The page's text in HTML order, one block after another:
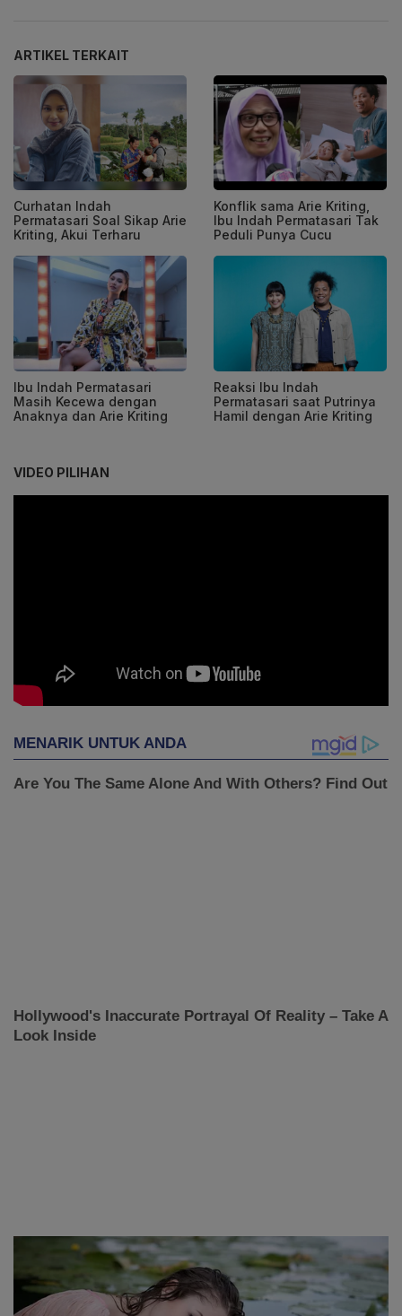
ARTIKEL TERKAIT
Curhatan Indah
Permatasari Soal Sikap Arie
Kriting, Akui Terharu
Konflik sama Arie Kriting,
Ibu Indah Permatasari Tak
Peduli Punya Cucu
Ibu Indah Permatasari
Masih Kecewa dengan
Anaknya dan Arie Kriting
Reaksi Ibu Indah
Permatasari saat Putrinya
Hamil dengan Arie Kriting
VIDEO PILIHAN